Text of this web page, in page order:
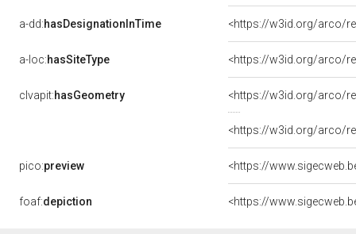
a-dd:hasDesignationInTime <https://w3id.org/arco/
a-loc:hasSiteType <https://w3id.org/arco/
clvapit:hasGeometry <https://w3id.org/arco/
<https://w3id.org/arco/
pico:preview
foaf:depiction